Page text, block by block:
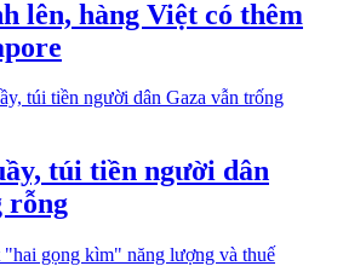
lên, hàng Việt có thêm
túi tiền người dân
rỗng